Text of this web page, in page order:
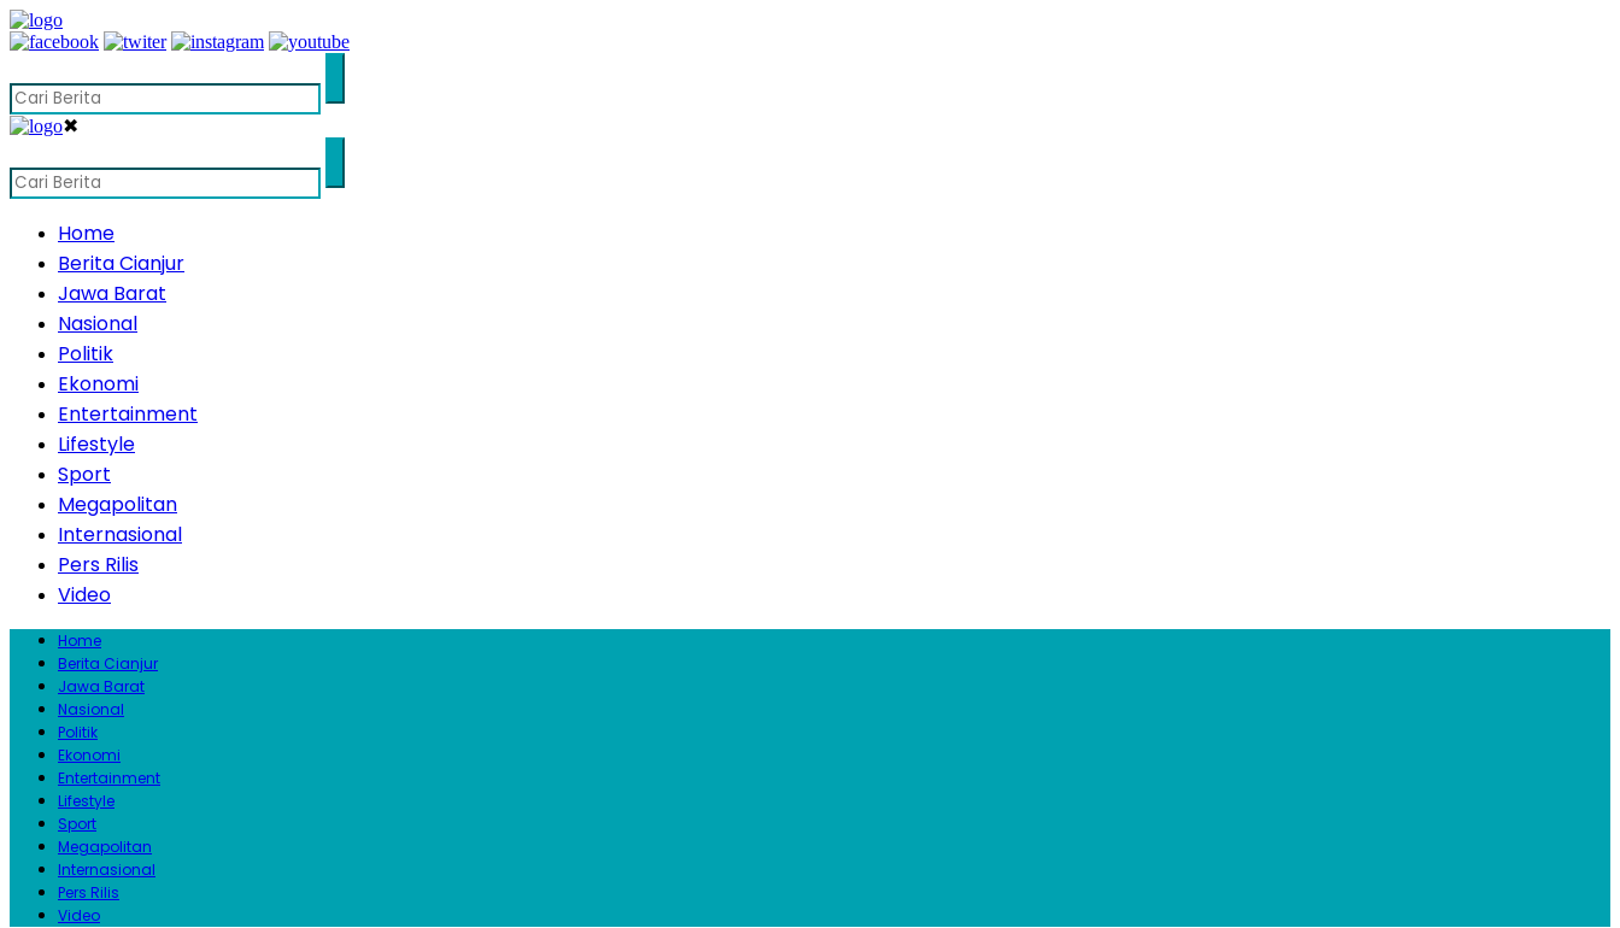
✖
Home
Berita Cianjur
Jawa Barat
Nasional
Politik
Ekonomi
Entertainment
Lifestyle
Sport
Megapolitan
Internasional
Pers Rilis
Video
Home
Berita Cianjur
Jawa Barat
Nasional
Politik
Ekonomi
Entertainment
Lifestyle
Sport
Megapolitan
Internasional
Pers Rilis
Video